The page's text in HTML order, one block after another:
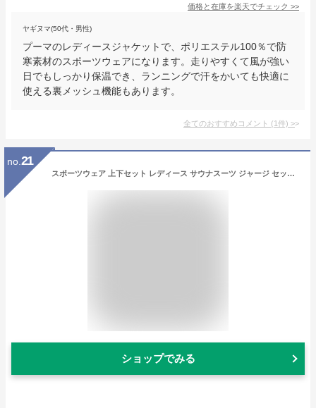
価格と在庫を楽天でチェック >>
ヤギヌマ(50代・男性)
プーマのレディースジャケットで、ポリエステル100％で防
寒素材のスポーツウェアになります。走りやすくて風が強い
日でもしっかり保温でき、ランニングで汗をかいても快適に
使える裏メッシュ機能もあります。
全てのおすすめコメント (1件) >
no. 21
スポーツウェア 上下セット レディース サウナスーツ ジャージ セット スウェット ランニング ヨガ フィットネスウェア フルジップ ダイエットスーツ セット 大きいサイズ 筋トレ ストレッチ ルームウェア ウォーキング トレーニング ジムウェア
ショップでみる